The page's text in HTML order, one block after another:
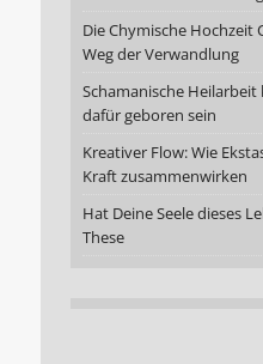
Die Chymische Hochzeit
Weg der Verwandlung
Schamanische
dafür geboren sein
Kreativer Flow: Wie
Kraft zusammenwirken
Hat Deine Seele dieses
These